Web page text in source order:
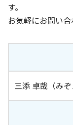
す。
お気軽にお問い合
三添 卓哉（みぞ